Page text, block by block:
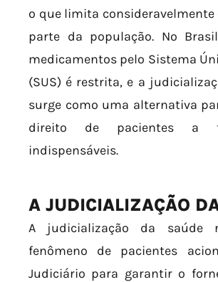
o que limita consideravelmente
parte da população. No
medicamentos pelo Sistema
(SUS) é restrita, e a
surge como uma alternativa
direito de pacientes a
indispensáveis.
A JUDICIALIZAÇÃO
A judicialização da saúde
fenômeno de pacientes
Judiciário para garantir o